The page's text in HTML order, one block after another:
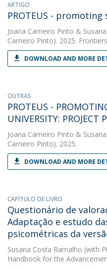
ARTIGO
PROTEUS -
Joana Carneiro Pinto &
Carneiro Pinto). 2025.
DOWNLOAD AND MORE
OUTRAS
PROTEUS -
UNIVERSITY: PROJECT
Joana Carneiro Pinto &
Carneiro Pinto). 2025.
DOWNLOAD AND MORE
CAPÍTULO DE LIVRO
Questionário de
Adaptação e estudo
psicométricas da
Susana Costa Ramalho (with
Handbook for the